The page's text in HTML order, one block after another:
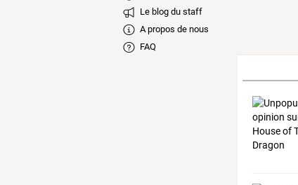
Le blog du staff
A propos de nous
FAQ